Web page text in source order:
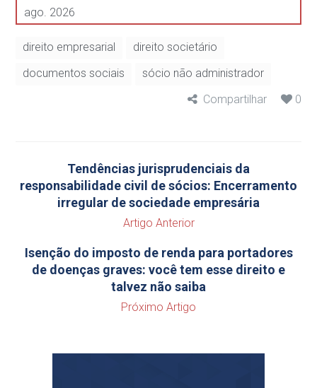
ago. 2026
direito empresarial
direito societário
documentos sociais
sócio não administrador
Compartilhar
0
Tendências jurisprudenciais da
responsabilidade civil de sócios: Encerramento
irregular de sociedade empresária
Artigo Anterior
Isenção do imposto de renda para portadores
de doenças graves: você tem esse direito e
talvez não saiba
Próximo Artigo